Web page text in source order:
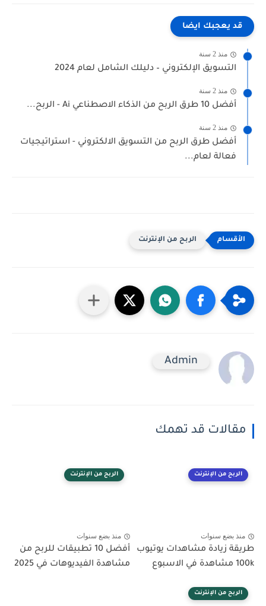
قد يعجبك ايضا
منذ 2 سنة
التسويق الإلكتروني – دليلك الشامل لعام 2024
منذ 2 سنة
أفضل 10 طرق الربح من الذكاء الاصطناعي Ai - الربح...
منذ 2 سنة
أفضل طرق الربح من التسويق الالكتروني - استراتيجيات
فعالة لعام...
الربح من الإنترنت
Admin
مقالات قد تهمك
الربح من الإنترنت
منذ بضع سنوات
طريقة زيادة مشاهدات يوتيوب
100k مشاهدة في الاسبوع
الربح من الإنترنت
منذ بضع سنوات
أفضل 10 تطبيقات للربح من
مشاهدة الفيديوهات في 2025
الربح من الإنترنت